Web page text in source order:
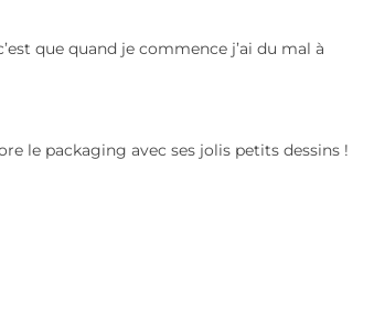
que quand je commence j’ai du mal à
le packaging avec ses jolis petits dessins !